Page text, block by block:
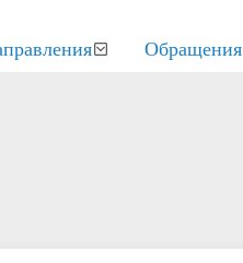
Обращения